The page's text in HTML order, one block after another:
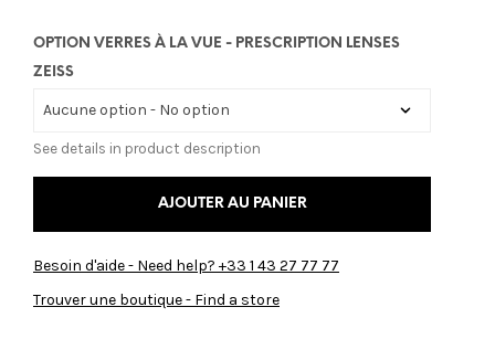
OPTION VERRES À LA VUE - PRESCRIPTION LENSES
ZEISS
See details in product description
AJOUTER AU PANIER
Besoin d'aide - Need help? +33 1 43 27 77 77
Trouver une boutique - Find a store